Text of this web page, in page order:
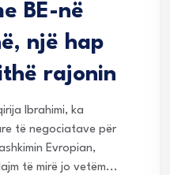
BE-në
një hap
rajonin
Ibrahimi, ka
të negociatave për
Evropian,
të mirë jo vetëm...